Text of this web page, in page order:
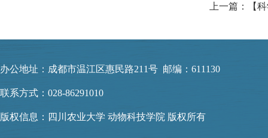
办公地址：成都市温江区惠民路211号 邮编：611130
联系方式：028-86291010
版权信息：四川农业大学 动物科技学院 版权所有